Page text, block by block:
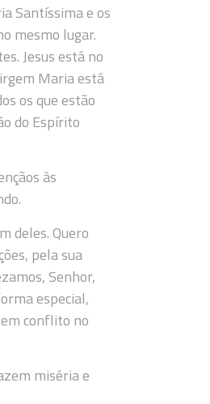
Santíssima e os
mesmo lugar.
Jesus está no
Maria está
os que estão
do Espírito
às
deles. Quero
pela sua
Senhor,
especial,
conflito no
miséria e